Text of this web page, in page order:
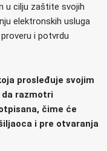
u cilju zaštite svojih
elektronskih usluga
i potvrdu
prosleđuje svojim
razmotri
čime će
i pre otvaranja